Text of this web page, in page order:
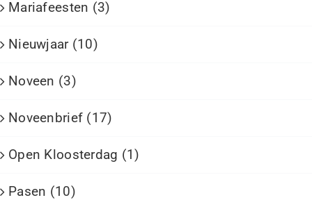
Mariafeesten (3)
Nieuwjaar (10)
Noveen (3)
Noveenbrief (17)
Open Kloosterdag (1)
Pasen (10)